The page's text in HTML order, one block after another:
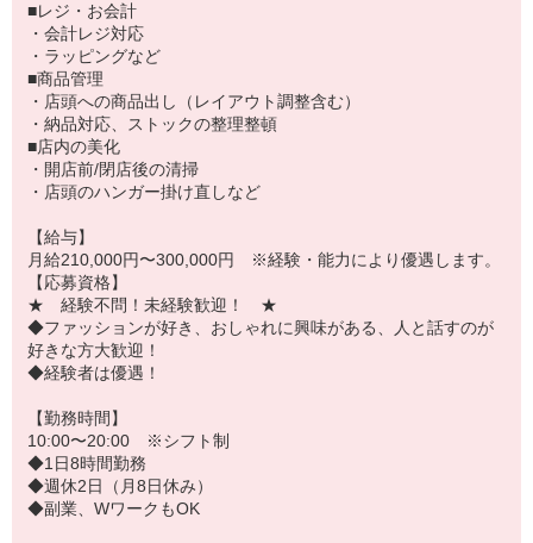
■レジ・お会計
・会計レジ対応
・ラッピングなど
■商品管理
・店頭への商品出し（レイアウト調整含む）
・納品対応、ストックの整理整頓
■店内の美化
・開店前/閉店後の清掃
・店頭のハンガー掛け直しなど
【給与】
月給210,000円〜300,000円 ※経験・能力により優遇します。
【応募資格】
★ 経験不問！未経験歓迎！ ★
◆ファッションが好き、おしゃれに興味がある、人と話すのが
好きな方大歓迎！
◆経験者は優遇！
【勤務時間】
10:00〜20:00 ※シフト制
◆1日8時間勤務
◆週休2日（月8日休み）
◆副業、WワークもOK